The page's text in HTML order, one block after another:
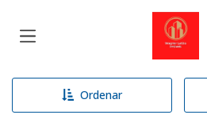
Página
Ordenar